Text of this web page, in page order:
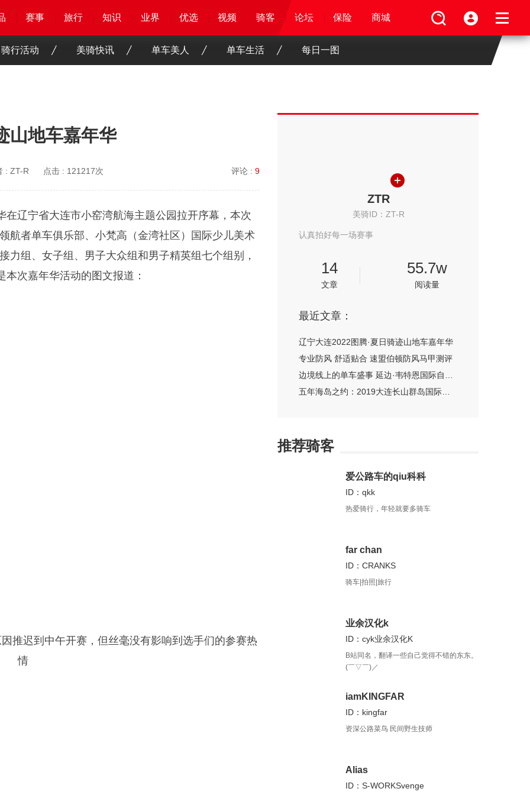
赛事 旅行 知识 业界 优选 骑客 论坛 保险 商城
赛事 旅行 知识 业界 优选 骑客 视频 论坛 保险 商城
赛事 旅行 知识 业界 优选 视频 骑客 论坛 保险 商城
赛事 旅行 知识 业界 优选 视频 骑客 论坛 保险 商城
骑行活动 美骑快讯 单车美人 单车生活 每日一图
山地车嘉年华
: ZT-R 点击 : 121217次 评论 : 9
辽宁省大连市小窑湾航海主题公园拉开序幕，本次
航者单车俱乐部、小梵高（金湾社区）国际少儿美术
力组、女子组、男子大众组和男子精英组七个组别，
次嘉年华活动的图文报道：
推迟到中午开赛，但丝毫没有影响到选手们的参赛热
情
ZTR
美骑ID：ZT-R
认真拍好每一场赛事
14
文章
55.7w
阅读量
最近文章：
辽宁大连2022图腾·夏日骑迹山地车嘉年华
专业防风 舒适贴合 速盟伯顿防风马甲测评
推荐骑客
爱公路车的qiu科科
ID：qkk
热爱骑行，年轻就要多骑车
far chan
ID：CRANKS
骑车|拍照|旅行
业余汉化k
ID：cyk业余汉化K
B站同名，翻译一些自己觉得不错的东东。
(￣▽￣)／
iamKINGFAR
ID：kingfar
资深公路菜鸟 民间野生技师
Alias
ID：S-WORKSvenge